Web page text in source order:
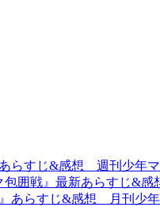
あらすじ&感想 週刊少年
囲戦』最新あらすじ&感
』あらすじ&感想 月刊少